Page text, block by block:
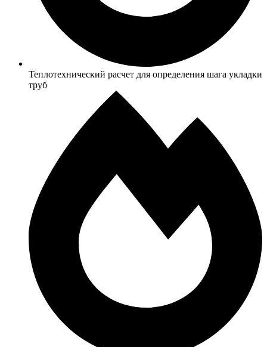
Теплотехнический расчет для определения шага укладки
труб